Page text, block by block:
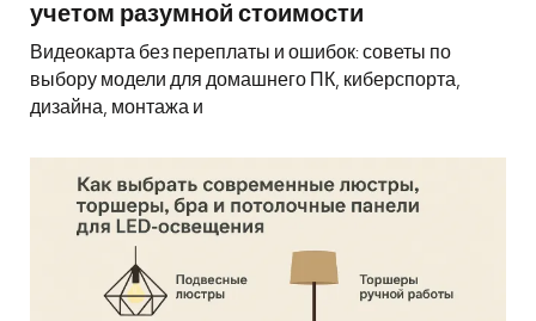
учетом разумной стоимости
Видеокарта без переплаты и ошибок: советы по
выбору модели для домашнего ПК, киберспорта,
дизайна, монтажа и